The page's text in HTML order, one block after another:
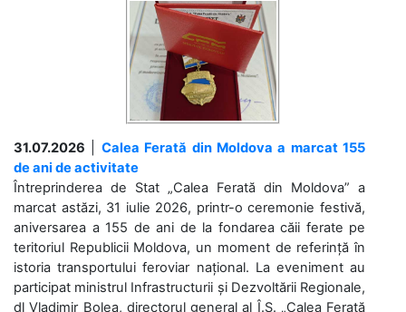
31.07.2026
Calea Ferată din Moldova a marcat 155
de ani de activitate
Întreprinderea de Stat „Calea Ferată din Moldova” a
marcat astăzi, 31 iulie 2026, printr-o ceremonie festivă,
aniversarea a 155 de ani de la fondarea căii ferate pe
teritoriul Republicii Moldova, un moment de referință în
istoria transportului feroviar național. La eveniment au
participat ministrul Infrastructurii și Dezvoltării Regionale,
dl Vladimir Bolea, directorul general al Î.S. „Calea Ferată